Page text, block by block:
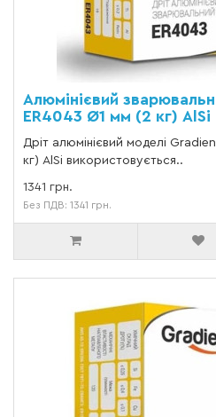
Алюмінієвий
ER4043 Ø1 мм (2 кг) AlSi
Дріт алюмінієвий моделі
кг) AlSi використовується..
1341 грн.
Без ПДВ: 1341 грн.